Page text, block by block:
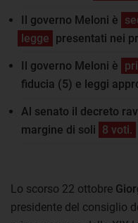
Il governo Meloni è
legge presentati nei
Il governo Meloni è
fiducia (5) e leggi
Al senato il decreto
margine di soli 8 voti.
Lo scorso 22 ottobre
presidente del consiglio